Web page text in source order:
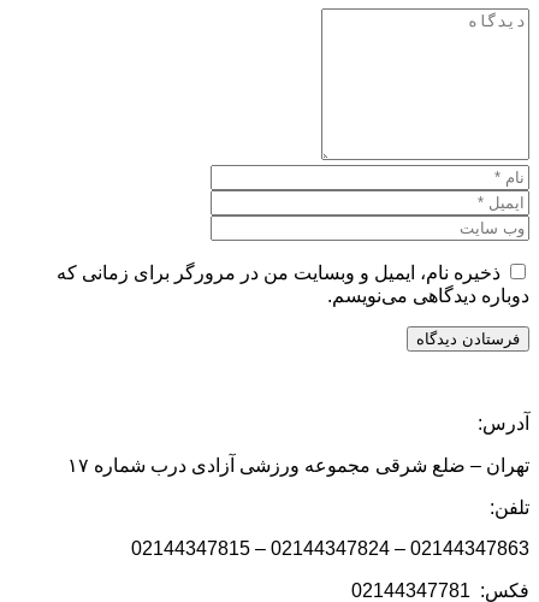
ذخیره نام، ایمیل و وبسایت من در مرورگر برای زمانی که
دوباره دیدگاهی می‌نویسم.
آدرس:
تهران – ضلع شرقی مجموعه ورزشی آزادی درب شماره ۱۷
تلفن:
02144347863 – 02144347824 – 02144347815
فکس: 02144347781